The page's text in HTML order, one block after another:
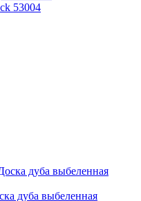
53004
дуба выбеленная